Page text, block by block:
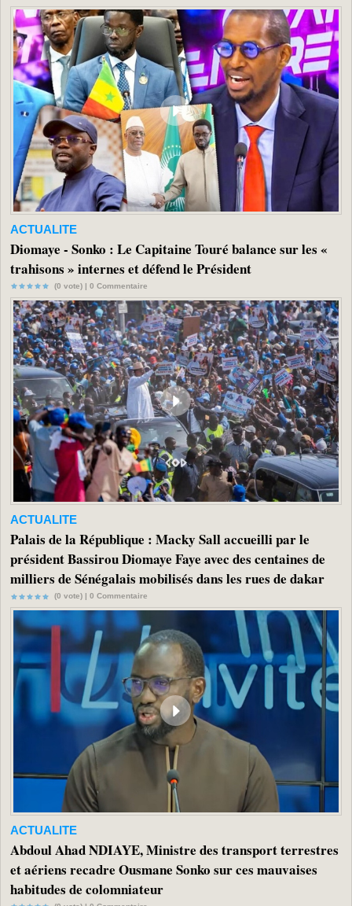
ACTUALITE
Diomaye - Sonko : Le Capitaine Touré balance sur les «
trahisons » internes et défend le Président
(0 vote) | 0 Commentaire
ACTUALITE
Palais de la République : Macky Sall accueilli par le
président Bassirou Diomaye Faye avec des centaines de
milliers de Sénégalais mobilisés dans les rues de dakar
(0 vote) | 0 Commentaire
ACTUALITE
Abdoul Ahad NDIAYE, Ministre des transport terrestres
et aériens recadre Ousmane Sonko sur ces mauvaises
habitudes de colomniateur